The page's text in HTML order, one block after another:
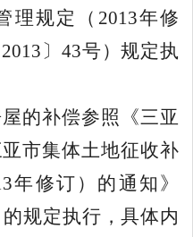
理规定（ 2013年修
2013 〕 43号）规定执
的补偿参照
《三亚
市集体土地征收补
年修订）的通知》
的规定执行，具体内